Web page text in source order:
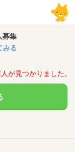
募集
みる
が見つかりました。